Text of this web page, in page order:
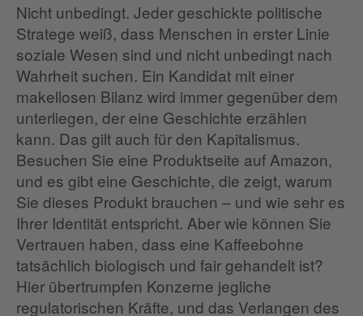
Nicht unbedingt. Jeder geschickte politische
Stratege weiß, dass Menschen in erster Linie
soziale Wesen sind und nicht unbedingt nach
Wahrheit suchen. Ein Kandidat mit einer
makellosen Bilanz wird immer gegenüber dem
unterliegen, der eine Geschichte erzählen
kann. Das gilt auch für den Kapitalismus.
Besuchen Sie eine Produktseite auf Amazon,
und es gibt eine Geschichte, die zeigt, warum
Sie dieses Produkt brauchen – und wie sehr es
Ihrer Identität entspricht. Aber wie können Sie
Vertrauen haben, dass eine Kaffeebohne
tatsächlich biologisch und fair gehandelt ist?
Hier übertrumpfen Konzerne jegliche
regulatorischen Kräfte, und das Verlangen des